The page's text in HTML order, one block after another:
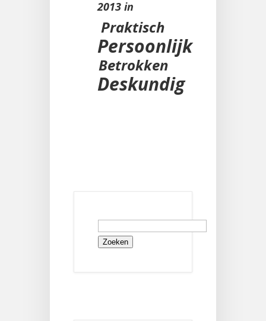
2013 in
Praktisch
Persoonlijk
Betrokken
Deskundig
Zoeken